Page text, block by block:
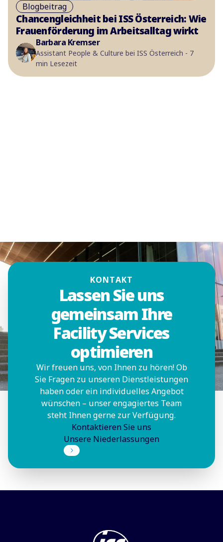
Blogbeitrag
Chancengleichheit bei ISS Österreich: Wie
Frauenförderung im Arbeitsalltag wirkt
Barbara Kremser
Assistant People & Culture bei ISS Österreich - 7
min Lesezeit
KONTAKT
Lassen Sie uns
gemeinsam Ihre
Facility Services
optimieren
Wir freuen uns, von Ihnen zu hören! Ob
Sie Fragen zu unseren Dienstleistungen
haben oder ein individuelles Angebot
wünschen – unser engagiertes Team
steht Ihnen gerne zur Verfügung.
Kontaktieren Sie uns
Unsere Niederlassungen